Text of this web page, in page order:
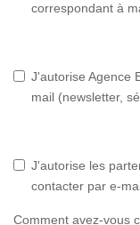
correspondant à
J'autorise Agence
mail (newsletter,
J'autorise les
contacter par e-
Comment avez-vous